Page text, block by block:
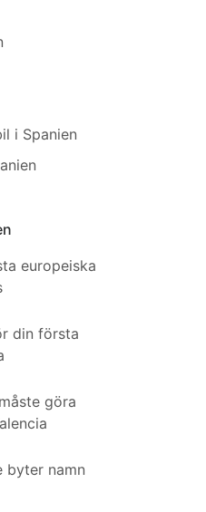
i Spanien
europeiska
din första
göra
byter namn